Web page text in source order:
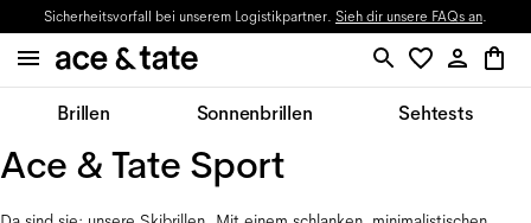
Sicherheitsvorfall bei unserem Logistikpartner. Sieh dir unsere FAQs an.
Brillen Sonnenbrillen Sehtests
Ace & Tate Sport